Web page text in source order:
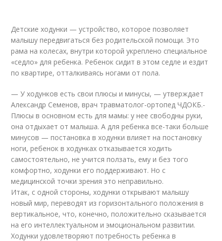
Детские ходунки — устройство, которое позволяет
малышу передвигаться без родительской помощи. Это
рама на колесах, внутри которой укреплено специальное
«седло» для ребенка. Ребенок сидит в этом седле и ездит
по квартире, отталкиваясь ногами от пола.
— У ходунков есть свои плюсы и минусы, — утверждает
Александр Семенов, врач травматолог-ортопед ЧДОКБ.-
Плюсы в основном есть для мамы: у нее свободны руки,
она отдыхает от малыша. А для ребенка все-таки больше
минусов — постановка в ходунки влияет на постановку
ноги, ребенок в ходунках отказывается ходить
самостоятельно, не учится ползать, ему и без того
комфортно, ходунки его поддерживают. Но с
медицинской точки зрения это неправильно.
Итак, с одной стороны, ходунки открывают малышу
новый мир, переводят из горизонтального положения в
вертикальное, что, конечно, положительно сказывается
на его интеллектуальном и эмоциональном развитии.
Ходунки удовлетворяют потребность ребенка в